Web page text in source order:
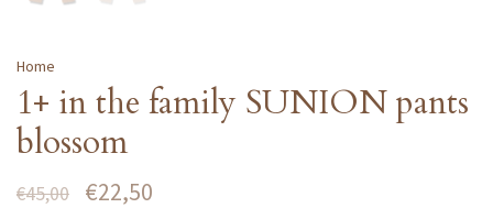
Home
1+ in the family SUNION pants
blossom
€45,00 €22,50